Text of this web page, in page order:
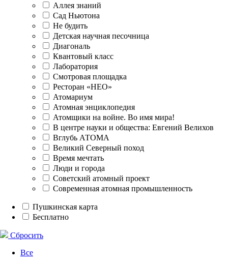
Аллея знаний
Сад Ньютона
Не будить
Детская научная песочница
Диагональ
Квантовый класс
Лаборатория
Смотровая площадка
Ресторан «НЕО»
Атомариум
Атомная энциклопедия
Атомщики на войне. Во имя мира!
В центре науки и общества: Евгений Велихов
Вглубь АТОМА
Великий Северный поход
Время мечтать
Люди и города
Советский атомный проект
Современная атомная промышленность
Пушкинская карта
Бесплатно
Сбросить
Все